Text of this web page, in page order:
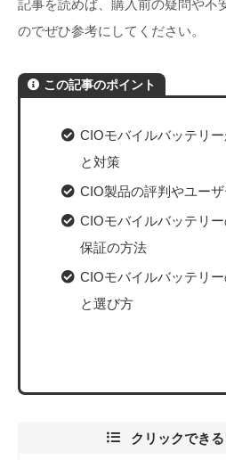
記事を読めば、購入前の疑問や不
のでぜひ参考にしてください。
この記事のポイント
CIOモバイルバッテリ
と対策
CIO製品の評判やユー
CIOモバイルバッテリ
保証の方法
CIOモバイルバッテリ
と選び方
クリックでき